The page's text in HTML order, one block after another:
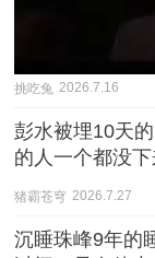
挑吃兔 2026.7.16
彭水被埋10天
的人一个都没
猪霸苍穹 2026.7.27
沉睡珠峰9年的